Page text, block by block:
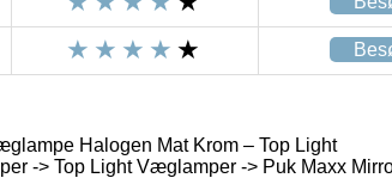
Halogen Mat Krom – Top Light
-> Top Light Væglamper -> Puk Maxx